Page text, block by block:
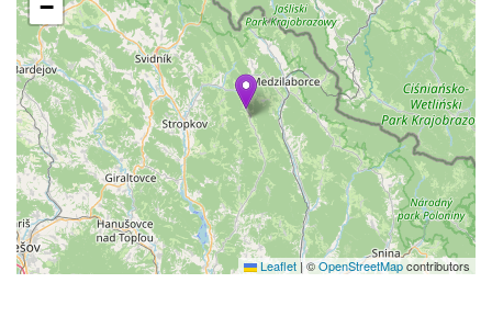
−
Leaflet|©OpenStreetMapcontributors